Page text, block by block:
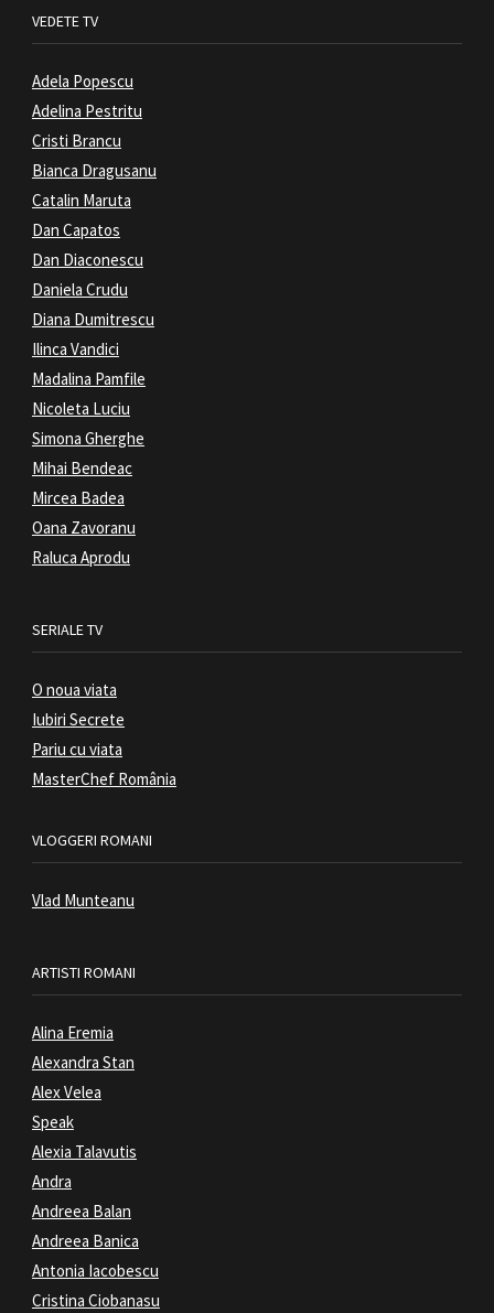
VEDETE TV
Adela Popescu
Adelina Pestritu
Cristi Brancu
Bianca Dragusanu
Catalin Maruta
Dan Capatos
Dan Diaconescu
Daniela Crudu
Diana Dumitrescu
Ilinca Vandici
Madalina Pamfile
Nicoleta Luciu
Simona Gherghe
Mihai Bendeac
Mircea Badea
Oana Zavoranu
Raluca Aprodu
SERIALE TV
O noua viata
Iubiri Secrete
Pariu cu viata
MasterChef România
VLOGGERI ROMANI
Vlad Munteanu
ARTISTI ROMANI
Alina Eremia
Alexandra Stan
Alex Velea
Speak
Alexia Talavutis
Andra
Andreea Balan
Andreea Banica
Antonia Iacobescu
Cristina Ciobanasu